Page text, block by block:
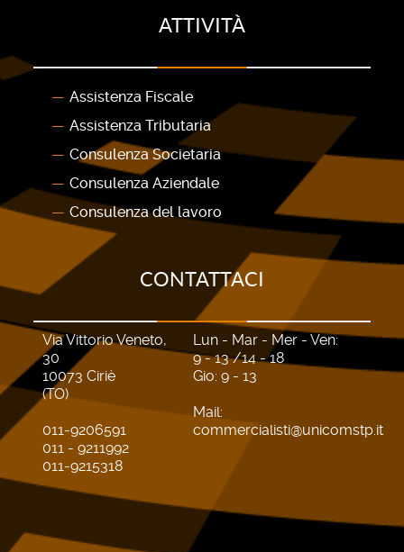
ATTIVITÀ
Assistenza Fiscale
Assistenza Tributaria
Consulenza Societaria
Consulenza Aziendale
Consulenza del lavoro
CONTATTACI
Via Vittorio Veneto,
30
10073 Ciriè
(TO)
011-9206591
011 - 9211992
011-9215318
Lun - Mar - Mer - Ven:
9 - 13 /14 - 18
Gio: 9 - 13
Mail:
commercialisti@unicomstp.it